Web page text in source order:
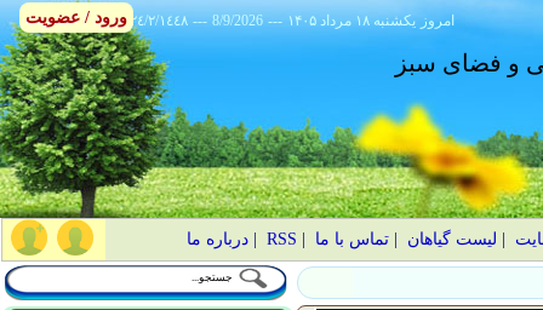
٢٤/٢/١٤٤٨ --- 8/9/2026 --- ۱۴۰۵ يکشنبه ۱۸ مرداد امروز
و فضای سبز
لیست گیاهان |تماس با ما RSS
|درباره ما
ورود / عضویت